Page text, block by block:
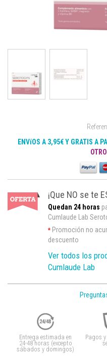
ENVíOS A 3,95€ Y GRATIS A
¡Que NO se te
Quedan 24 horas
Cumlaude Lab
* Promoción no
descuento
Ver todos los
Cumlaude Lab
Entrega estimada en
24-48 horas (excepto
sábados y domingos)
Pagos